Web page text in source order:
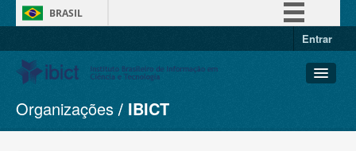
BRASIL
Entrar
Conjuntos de dados
Organizações
Organizações IBICT